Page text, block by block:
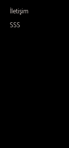
İletişim
SSS